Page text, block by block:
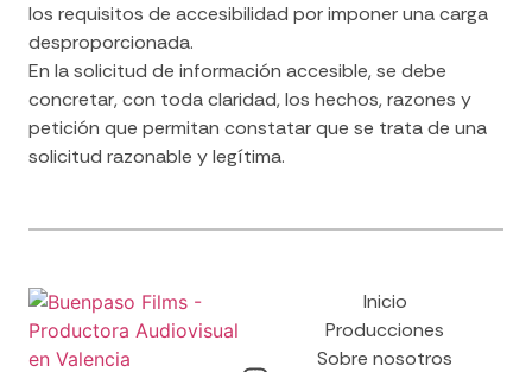
los requisitos de accesibilidad por imponer una carga
desproporcionada.
En la solicitud de información accesible, se debe
concretar, con toda claridad, los hechos, razones y
petición que permitan constatar que se trata de una
solicitud razonable y legítima.
Inicio
Producciones
Sobre nosotros